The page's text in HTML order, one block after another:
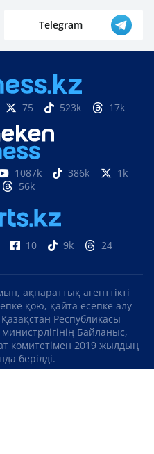
Telegram
75 523k 17k
1087k 386k
1k
56k
10 9k 24
ақпараттық агенттікті
қою, қайта есепке алу
Республикасы
Байланыс,
комитетімен 2019 жылдың
берілді.